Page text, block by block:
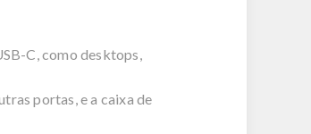
C, como desktops,
portas, e a caixa de